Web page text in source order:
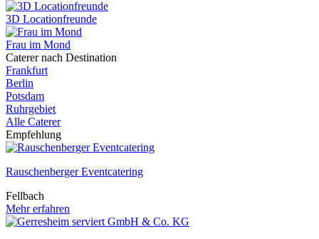
3D Locationfreunde
Frau im Mond
Caterer nach Destination
Frankfurt
Berlin
Potsdam
Ruhrgebiet
Alle Caterer
Empfehlung
Rauschenberger Eventcatering
Fellbach
Mehr erfahren